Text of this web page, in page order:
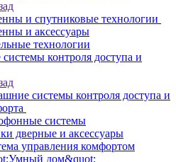
и спутниковые технологии
и аксессуары
технологии
контроля доступа и
системы контроля доступа и
системы
дверные и аксессуары
управления комфортом
дом&quot;